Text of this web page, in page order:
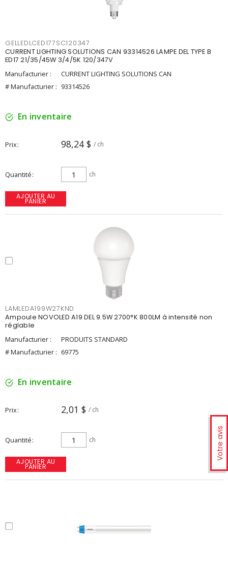
Votre avis
GELLEDLCED177SC120347
CURRENT LIGHTING SOLUTIONS CAN 93314526 LAMPE DEL TYPE B
ED17 21/35/45W 3/4/5K 120/347V
Manufacturier :
CURRENT LIGHTING SOLUTIONS CAN
# Manufacturier : 93314526
En inventaire
Prix 98,24 $ / ch
Quantité ch
AJOUTER AU
PANIER
LAMLEDA199W27KND
Ampoule NOVOLED A19 DEL 9.5W 2700°K 800LM à intensité non
réglable
Manufacturier :
PRODUITS STANDARD
# Manufacturier : 69775
En inventaire
Prix 2,01 $ / ch
Quantité ch
AJOUTER AU
PANIER